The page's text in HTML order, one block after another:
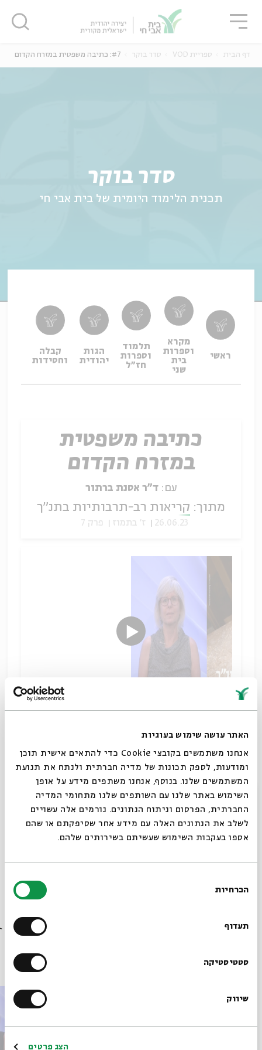
האתר עושה שימוש בעוגיות
אנחנו משתמשים בקובצי Cookie כדי להתאים אישית תוכן
ומודעות, לספק תכונות של מדיה חברתית ולנתח את תנועת
המשתמשים שלנו. בנוסף, אנחנו משתפים מידע על אופן
השימוש באתר שלנו עם השותפים שלנו מתחומי המדיה
החברתית, הפרסום וניתוח הנתונים. גורמים אלה עשויים
לשלב את הנתונים האלה עם מידע אחר שסיפקתם או שהם
אספו בעקבות השימוש שעשיתם בשירותים שלהם.
הסכמה
הכרחיות
תעדוף
סטטיסטיקה
שיווק
הצג פרטים
סדר בוקר
תכנית הלימוד היומית של בית אבי חי
דף הבית ספריית VOD סדר בוקר #7: כתיבה משפטית במזרח הקדום
ראשי
מקרא
וספרות
בית
שני
תלמוד
וספרות
חז"ל
הגות
יהודית
קבלה
וחסידות
כתיבה משפטית
במזרח הקדום
עם: ד"ר אסנת ברתור
מתוך: קריאות רב-תרבותיות בתנ"ך
26.06.23 ז' בתמוז פרק 7
תגיות: מקרא וספרות בית שני היסטוריה יהודית ביקורת המקרא
אסנת ברתור
הורדת מקורות מתוך אירוע קריאות רב-תרבותיות בתנ"ך
סגור
סגור